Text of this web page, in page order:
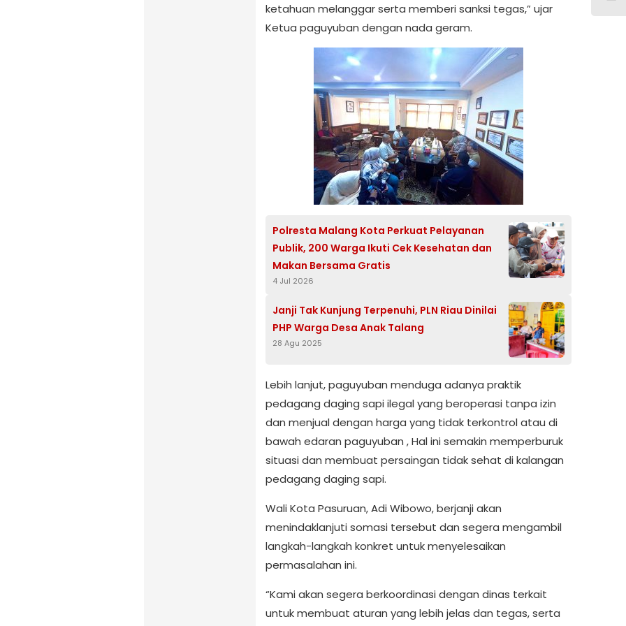
ketahuan melanggar serta memberi sanksi tegas,” ujar
Ketua paguyuban dengan nada geram.
Polresta Malang Kota Perkuat Pelayanan
Publik, 200 Warga Ikuti Cek Kesehatan dan
Makan Bersama Gratis
4 Jul 2026
Janji Tak Kunjung Terpenuhi, PLN Riau Dinilai
PHP Warga Desa Anak Talang
28 Agu 2025
Lebih lanjut, paguyuban menduga adanya praktik
pedagang daging sapi ilegal yang beroperasi tanpa izin
dan menjual dengan harga yang tidak terkontrol atau di
bawah edaran paguyuban , Hal ini semakin memperburuk
situasi dan membuat persaingan tidak sehat di kalangan
pedagang daging sapi.
Wali Kota Pasuruan, Adi Wibowo, berjanji akan
menindaklanjuti somasi tersebut dan segera mengambil
langkah-langkah konkret untuk menyelesaikan
permasalahan ini.
“Kami akan segera berkoordinasi dengan dinas terkait
untuk membuat aturan yang lebih jelas dan tegas, serta